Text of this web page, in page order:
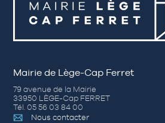
Mairie de Lège-Cap Ferret
79 avenue de la Mairie
33950 LÈGE-Cap FERRET
Tél. 05 56 03 84 00
Nous contacter